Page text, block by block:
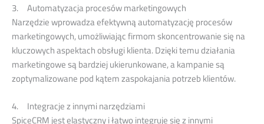
3. Automatyzacja procesów marketingowych
Narzędzie wprowadza efektywną automatyzację procesów
marketingowych, umożliwiając firmom skoncentrowanie się na
kluczowych aspektach obsługi klienta. Dzięki temu działania
marketingowe są bardziej ukierunkowane, a kampanie są
zoptymalizowane pod kątem zaspokajania potrzeb klientów.
4. Integracje z innymi narzędziami
SpiceCRM jest elastyczny i łatwo integruje się z innymi